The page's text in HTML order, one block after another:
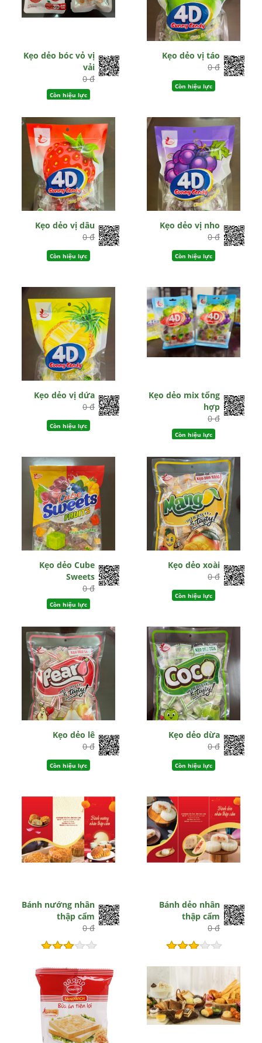
Kẹo dẻo bóc vỏ vị
vải
0 đ
Còn hiệu lực
Kẹo dẻo vị táo
0 đ
Còn hiệu lực
Kẹo dẻo vị dâu
0 đ
Còn hiệu lực
Kẹo dẻo vị nho
0 đ
Còn hiệu lực
Kẹo dẻo vị dứa
0 đ
Còn hiệu lực
Kẹo dẻo mix tổng
hợp
0 đ
Còn hiệu lực
Kẹo dẻo Cube
Sweets
0 đ
Còn hiệu lực
Kẹo dẻo xoài
0 đ
Còn hiệu lực
Kẹo dẻo lê
0 đ
Còn hiệu lực
Kẹo dẻo dừa
0 đ
Còn hiệu lực
Bánh nướng nhân
thập cẩm
0 đ
Bánh dẻo nhân
thập cẩm
0 đ